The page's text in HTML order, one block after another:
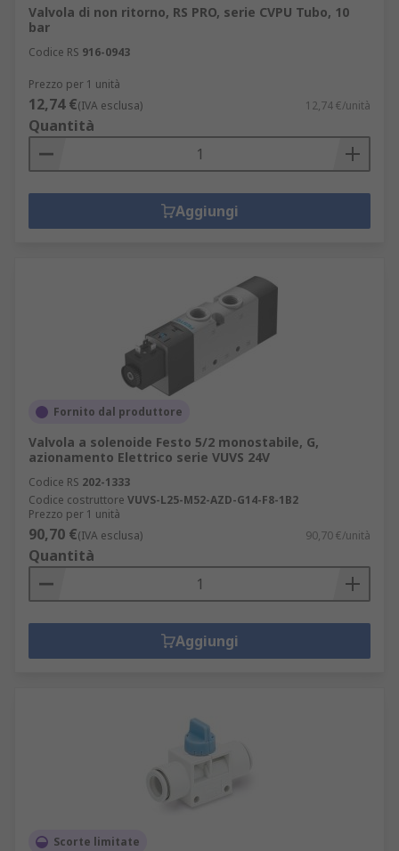
Valvola di non ritorno, RS PRO, serie CVPU Tubo, 10
bar
Codice RS 916-0943
Prezzo per 1 unità
12,74 €(IVA esclusa) 12,74 €/unità
Quantità
Aggiungi
Fornito dal produttore
Valvola a solenoide Festo 5/2 monostabile, G,
azionamento Elettrico serie VUVS 24V
Codice RS 202-1333
Codice costruttore VUVS-L25-M52-AZD-G14-F8-1B2
Prezzo per 1 unità
90,70 €(IVA esclusa) 90,70 €/unità
Quantità
Aggiungi
Scorte limitate